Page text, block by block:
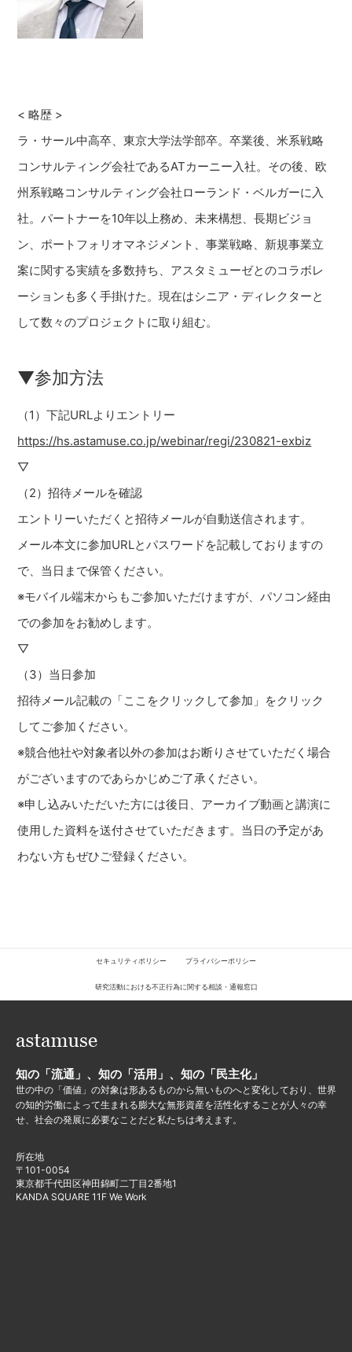
< 略歴 >
ラ・サール中高卒、東京大学法学部卒。卒業後、米系戦略
コンサルティング会社であるATカーニー入社。その後、欧
州系戦略コンサルティング会社ローランド・ベルガーに入
社。パートナーを10年以上務め、未来構想、長期ビジョ
ン、ポートフォリオマネジメント、事業戦略、新規事業立
案に関する実績を多数持ち、アスタミューゼとのコラボレ
ーションも多く手掛けた。現在はシニア・ディレクターと
して数々のプロジェクトに取り組む。
▼参加方法
（1）下記URLよりエントリー
https://hs.astamuse.co.jp/webinar/regi/230821-exbiz
▽
（2）招待メールを確認
エントリーいただくと招待メールが自動送信されます。
メール本文に参加URLとパスワードを記載しておりますの
で、当日まで保管ください。
※モバイル端末からもご参加いただけますが、パソコン経由
での参加をお勧めします。
▽
（3）当日参加
招待メール記載の「ここをクリックして参加」をクリック
してご参加ください。
※競合他社や対象者以外の参加はお断りさせていただく場合
がございますのであらかじめご了承ください。
※申し込みいただいた方には後日、アーカイブ動画と講演に
使用した資料を送付させていただきます。当日の予定があ
わない方もぜひご登録ください。
セキュリティポリシー プライバシーポリシー
研究活動における不正行為に関する相談・通報窓口
知の「流通」、知の「活用」、知の「民主化」
世の中の「価値」の対象は形あるものから無いものへと変化しており、世界
の知的労働によって生まれる膨大な無形資産を活性化することが人々の幸
せ、社会の発展に必要なことだと私たちは考えます。
所在地
〒101-0054
東京都千代田区神田錦町二丁目2番地1
KANDA SQUARE 11F We Work